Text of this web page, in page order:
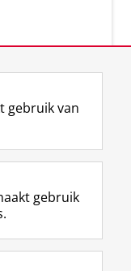
R
S
-
f
e
I
n
t
r
Y
o
T
e
gebruik van
gebruik